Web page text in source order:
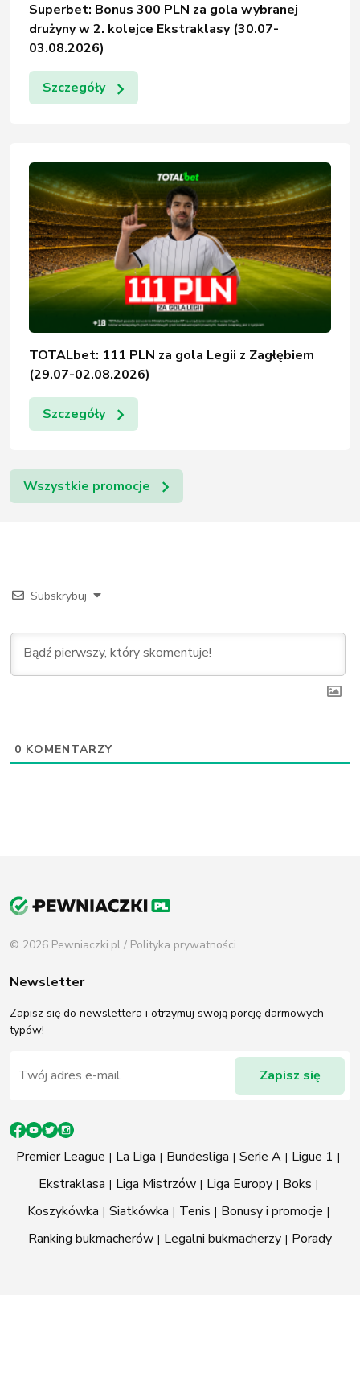
Superbet: Bonus 300 PLN za gola wybranej
drużyny w 2. kolejce Ekstraklasy (30.07-
03.08.2026)
Szczegóły
TOTALbet: 111 PLN za gola Legii z Zagłębiem
(29.07-02.08.2026)
Szczegóły
Wszystkie promocje
Subskrybuj
0 KOMENTARZY
© 2026 Pewniaczki.pl / Polityka prywatności
Newsletter
Zapisz się do newslettera i otrzymuj swoją porcję darmowych
typów!
Premier League La Liga Bundesliga Serie A
Ligue 1
Ekstraklasa
Liga Mistrzów Liga Europy
Boks
Koszykówka
Siatkówka Tenis
Bonusy i promocje
Ranking bukmacherów
Legalni bukmacherzy Porady